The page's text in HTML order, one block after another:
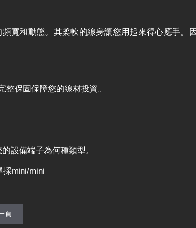
寬和動態。其柔軟的線身讓您用起來得心應手。
保固保障您的線材投資。
設備端子為何種類型。
採mini/mini
頁